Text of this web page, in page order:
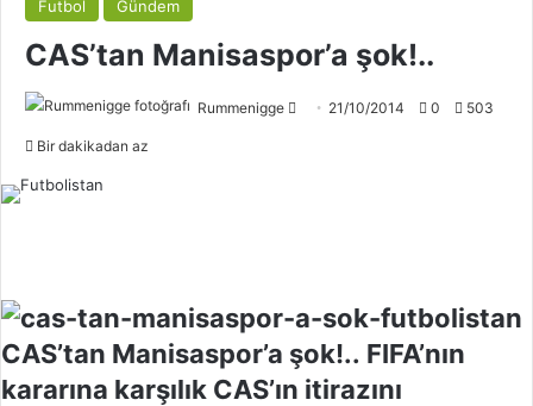
Futbol Gündem
CAS’tan Manisaspor’a şok!..
Rummenigge 21/10/2014 0 503
Bir dakikadan az
CAS’tan Manisaspor’a şok!.. FIFA’nın
kararına karşılık CAS’ın itirazını